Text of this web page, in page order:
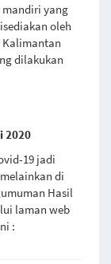
mandiri yang
oleh
Kalimantan
dilakukan
2020
19 jadi
melainkan di
Hasil
laman web
: